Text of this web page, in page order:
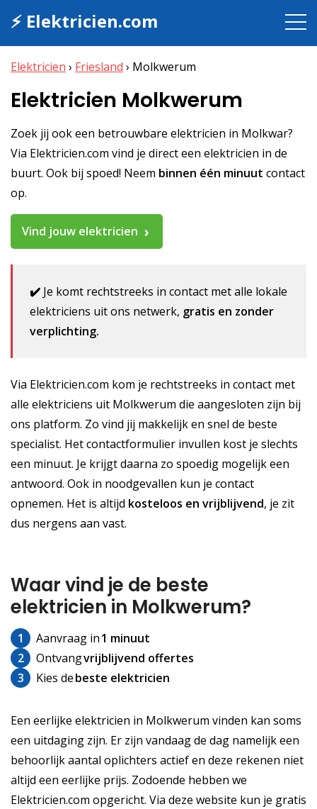
⚡ Elektricien.com
Elektricien › Friesland › Molkwerum
Elektricien Molkwerum
Zoek jij ook een betrouwbare elektricien in Molkwar?
Via Elektricien.com vind je direct een elektricien in de
buurt. Ook bij spoed! Neem binnen één minuut contact
op.
Vind jouw elektricien
✔️ Je komt rechtstreeks in contact met alle lokale
elektriciens uit ons netwerk, gratis en zonder
verplichting.
Via Elektricien.com kom je rechtstreeks in contact met
alle elektriciens uit Molkwerum die aangesloten zijn bij
ons platform. Zo vind jij makkelijk en snel de beste
specialist. Het contactformulier invullen kost je slechts
een minuut. Je krijgt daarna zo spoedig mogelijk een
antwoord. Ook in noodgevallen kun je contact
opnemen. Het is altijd kosteloos en vrijblijvend, je zit
dus nergens aan vast.
Waar vind je de beste
elektricien in Molkwerum?
1 Aanvraag in1 minuut
2
Ontvangvrijblijvend offertes
3
Kies debeste elektricien
Een eerlijke elektricien in Molkwerum vinden kan soms
een uitdaging zijn. Er zijn vandaag de dag namelijk een
behoorlijk aantal oplichters actief en deze rekenen niet
altijd een eerlijke prijs. Zodoende hebben we
Elektricien.com opgericht. Via deze website kun je gratis